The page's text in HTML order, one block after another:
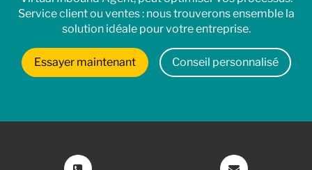
Service client ou ventes : nous trouverons ensemble la
solution idéale pour votre entreprise.
Essayer maintenant Conseil personnalisé